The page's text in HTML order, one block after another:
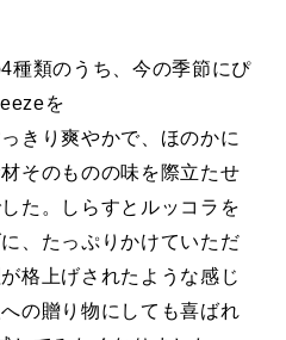
種類のうち、今の季節にぴ
を
きり爽やかで、ほのかに
そのものの味を際立たせ
た。しらすとルッコラを
、たっぷりかけていただ
格上げされたような感じ
の贈り物にしても喜ばれ